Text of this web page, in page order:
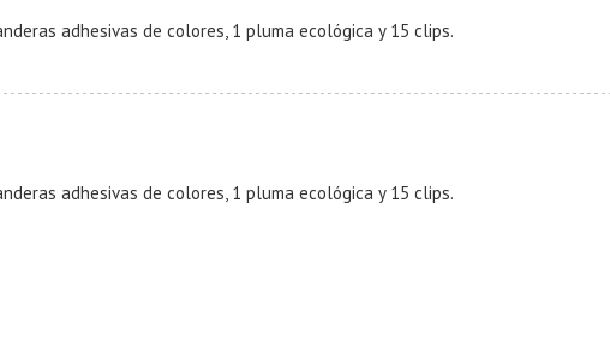
adhesivas de colores, 1 pluma ecológica y 15 clips.
adhesivas de colores, 1 pluma ecológica y 15 clips.